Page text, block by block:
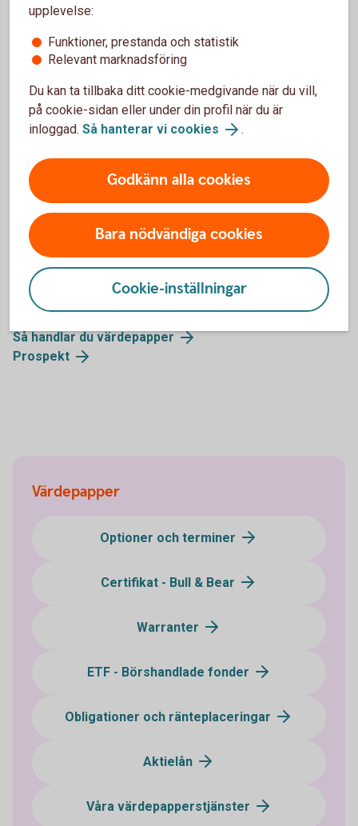
stället för att låna pengar av en bank. Obligationer
handlas i procent av sitt ursprungliga värde. Det
finns flera olika typer och du får avkastningen i form
Obligationer och ränteplaceringar
Mer information
Fonder
Aktier
Investera i värdepapper - mer information
Så handlar du värdepapper
Prospekt
Värdepapper
Optioner och terminer
Certifikat - Bull & Bear
Warranter
ETF - Börshandlade fonder
Obligationer och ränteplaceringar
Aktielån
Våra värdepapperstjänster
upplevelse:
Funktioner, prestanda och statistik
Relevant marknadsföring
Du kan ta tillbaka ditt cookie-medgivande när du vill,
på cookie-sidan eller under din profil när du är
inloggad. Så hanterar vi cookies .
Godkänn alla cookies
Bara nödvändiga cookies
Cookie-inställningar